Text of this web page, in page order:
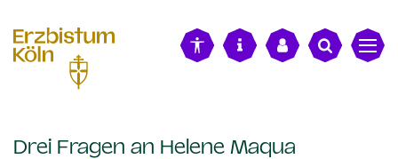
Drei Fragen an Helene Maqua